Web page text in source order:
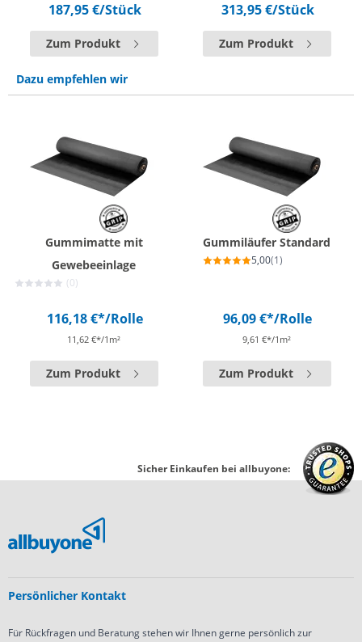
187,95 €/Stück
Zum Produkt
313,95 €/Stück
Zum Produkt
Dazu empfehlen wir
Gummimatte mit
Gewebeeinlage
(0)
116,18 €*/Rolle
11,62 €*/1m²
Zum Produkt
Gummiläufer Standard
5,00(1)
96,09 €*/Rolle
9,61 €*/1m²
Zum Produkt
Sicher Einkaufen bei allbuyone:
Persönlicher Kontakt
Für Rückfragen und Beratung stehen wir Ihnen gerne persönlich zur